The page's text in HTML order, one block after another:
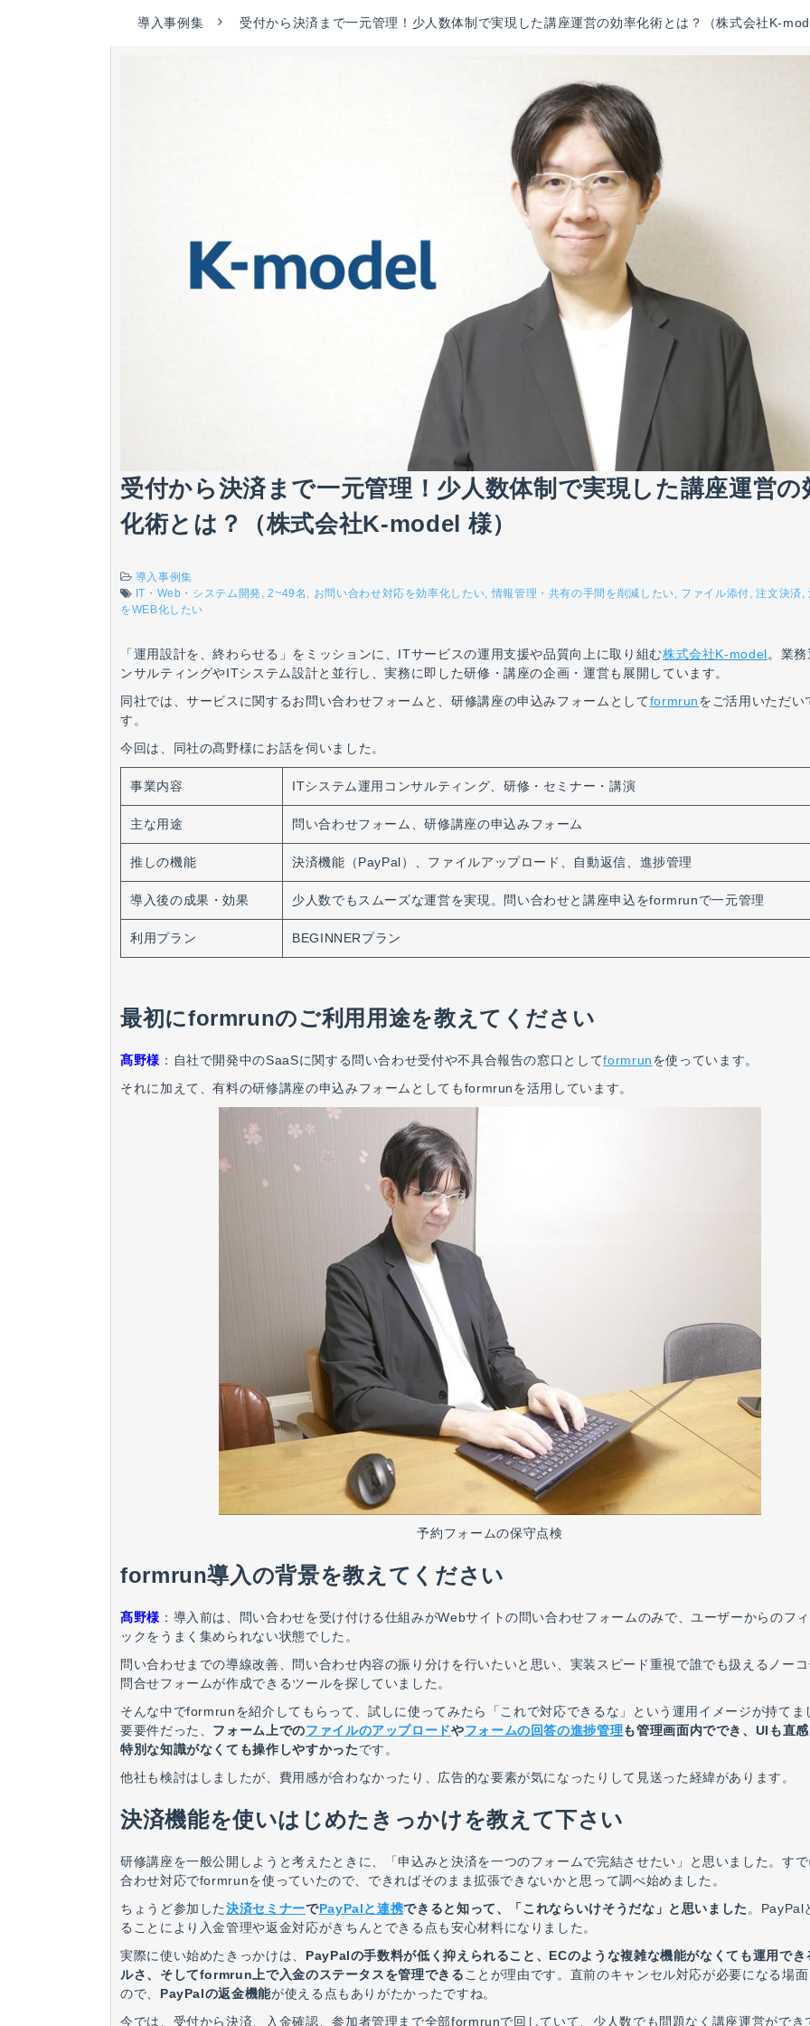
導入事例集 受付から決済まで一元管理！少人数体制で実現した講座運営の効率化術とは？（株式会社K-
受付から決済まで一元管理！少人数体制で実現した講座運営の
化術とは？（株式会社K-model 様）
導入事例集
IT・Web・システム開発
2~49名 お問い合わせ対応を効率化したい 情報管理・共有の手間を削減したい ファイル添付 注文決済
をWEB化したい
「運用設計を、終わらせる」をミッションに、ITサービスの運用支援や品質向上に取り組む株式会社K-model。業
ンサルティングやITシステム設計と並行し、実務に即した研修・講座の企画・運営も展開しています。
同社では、サービスに関するお問い合わせフォームと、研修講座の申込みフォームとしてformrunをご活用いただい
す。
今回は、同社の髙野様にお話を伺いました。
事業内容 ITシステム運用コンサルティング、研修・セミナー・講演
主な用途 問い合わせフォーム、研修講座の申込みフォーム
推しの機能 決済機能（PayPal）、ファイルアップロード、自動返信、進捗管理
導入後の成果・効果 少人数でもスムーズな運営を実現。問い合わせと講座申込をformrunで一元管理
利用プラン BEGINNERプラン
最初にformrunのご利用用途を教えてください
髙野様 ： 自社で開発中のSaaSに関する問い合わせ受付や不具合報告の窓口としてformrunを使っています。
それに加えて、有料の研修講座の申込みフォームとしてもformrunを活用しています。
予約フォームの保守点検
formrun導入の背景を教えてください
髙野様 ： 導入前は、問い合わせを受け付ける仕組みがWebサイトの問い合わせフォームのみで、ユーザーからのフ
ックをうまく集められない状態でした。
問い合わせまでの導線改善、問い合わせ内容の振り分けを行いたいと思い、実装スピード重視で誰でも扱えるノー
問合せフォームが作成できるツールを探していました。
そんな中でformrunを紹介してもらって、試しに使ってみたら「これで対応できるな」という運用イメージが持てま
要要件だった、 フォーム上でのファイルのアップロードやフォームの回答の進捗管理も管理画面内ででき、UIも直
特別な知識がなくても操作しやすかったです。
他社も検討はしましたが、費用感が合わなかったり、広告的な要素が気になったりして見送った経緯があります。
決済機能を使いはじめたきっかけを教えて下さい
研修講座を一般公開しようと考えたときに、「申込みと決済を一つのフォームで完結させたい」と思いました。す
合わせ対応でformrunを使っていたので、できればそのまま拡張できないかと思って調べ始めました。
ちょうど参加した決済セミナーでPayPalと連携できると知って、「これならいけそうだな」と思いました 。PayPal
ることにより入金管理や返金対応がきちんとできる点も安心材料になりました。
実際に使い始めたきっかけは、 PayPalの手数料が低く抑えられること、ECのような複雑な機能がなくても運用でき
ルさ、そしてformrun上で入金のステータスを管理できる ことが理由です。直前のキャンセル対応が必要になる場
ので、 PayPalの返金機能が使える点もありがたかったですね。
今では、受付から決済、入金確認、参加者管理まで全部formrunで回していて、少人数でも問題なく講座運営ができ